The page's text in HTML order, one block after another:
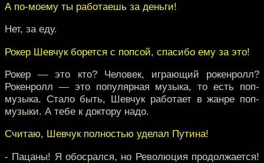
А по-моему ты работаешь за деньги!
Нет, за еду.
Рокер Шевчук борется с попсой, спасибо ему за это!
Рокер — это кто? Человек, играющий рокенролл?
Рокенролл — это популярная музыка, то есть поп-
музыка. Стало быть, Шевчук работает в жанре поп-
музыки. А тебе к доктору надо.
Считаю, Шевчук полностью уделал Путина!
- Пацаны! Я обосрался, но Революция продолжается!